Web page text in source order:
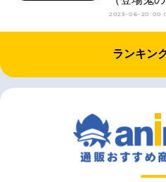
2023-06-20
ランキン